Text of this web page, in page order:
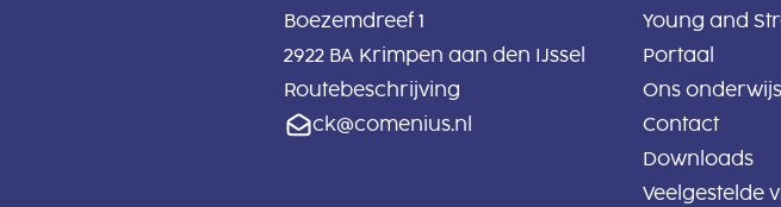
Boezemdreef 1
2922 BA Krimpen aan den IJssel
Routebeschrijving
ck@comenius.nl
Young and
Portaal
Ons onderwijs
Contact
Downloads
Veelgestelde